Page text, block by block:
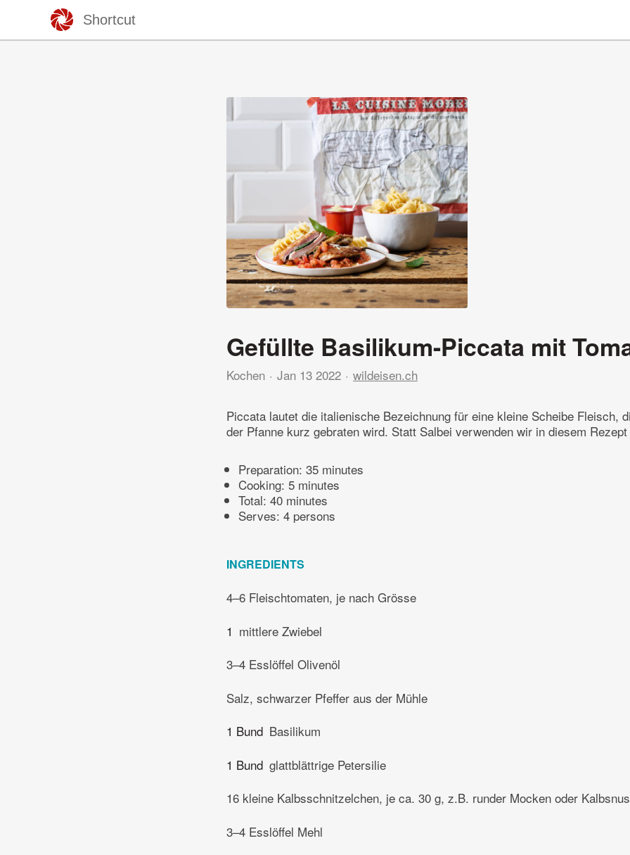
Shortcut
Gefüllte Basilikum-Piccata mit
Kochen Jan 13 2022 wildeisen.ch
Piccata lautet die italienische Bezeichnung für eine kleine Scheibe Fleisch,
der Pfanne kurz gebraten wird. Statt Salbei verwenden wir in diesem
Preparation: 35 minutes
Cooking: 5 minutes
Total: 40 minutes
Serves: 4 persons
INGREDIENTS
4–6 Fleischtomaten, je nach Grösse
1 mittlere Zwiebel
3–4 Esslöffel Olivenöl
Salz, schwarzer Pfeffer aus der Mühle
1 Bund Basilikum
1 Bund glattblättrige Petersilie
16 kleine Kalbsschnitzelchen, je ca. 30 g, z.B. runder Mocken oder
3–4 Esslöffel Mehl